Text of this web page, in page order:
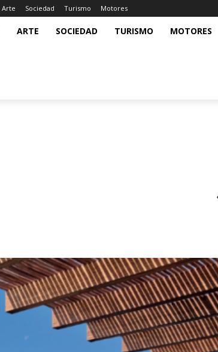
Arte Sociedad Turismo Motores
ARTE SOCIEDAD TURISMO MOTORES